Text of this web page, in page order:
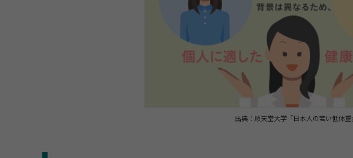
出典：順天堂大学「日本人の若い低体